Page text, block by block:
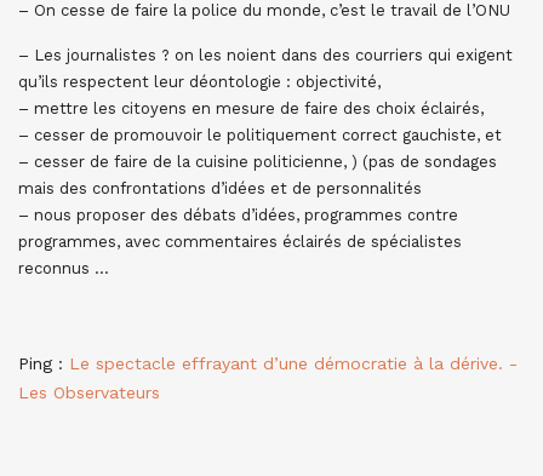
– On cesse de faire la police du monde, c’est le travail de l’ONU
– Les journalistes ? on les noient dans des courriers qui exigent
qu’ils respectent leur déontologie : objectivité,
– mettre les citoyens en mesure de faire des choix éclairés,
– cesser de promouvoir le politiquement correct gauchiste, et
– cesser de faire de la cuisine politicienne, ) (pas de sondages
mais des confrontations d’idées et de personnalités
– nous proposer des débats d’idées, programmes contre
programmes, avec commentaires éclairés de spécialistes
reconnus …
Ping : Le spectacle effrayant d’une démocratie à la dérive. -
Les Observateurs